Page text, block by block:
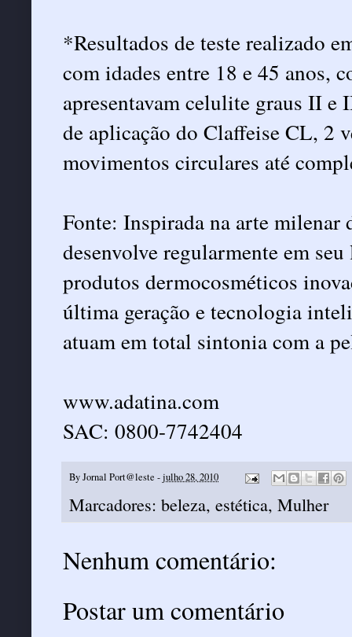
*Resultados de teste realizado
com idades entre 18 e 45 anos,
apresentavam celulite graus II
de aplicação do Claffeise CL, 2
movimentos circulares até
Fonte: Inspirada na arte
desenvolve regularmente em
produtos dermocosméticos
última geração e tecnologia
atuam em total sintonia com a
www.adatina.com
SAC: 0800-7742404
ByJornal Port@leste -julho 28, 2010
Marcadores: beleza, estética, Mulher
Nenhum comentário:
Postar um comentário